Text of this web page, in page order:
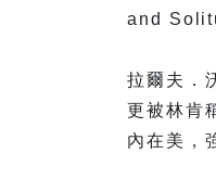
and
拉爾夫．
更被林肯
內在美，